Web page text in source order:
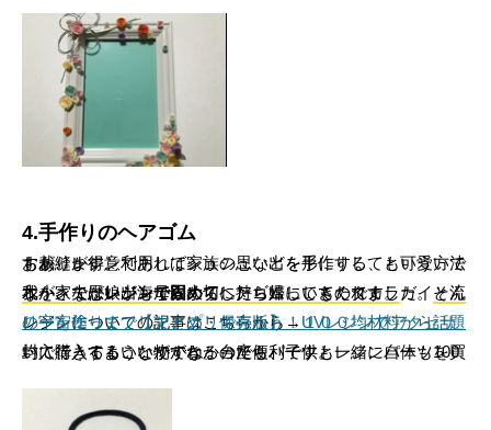
4.手作りのヘアゴム
お裁縫が得意であればシュシュなどを手作りしても可愛いですが、レジン利用して家族の思い出を形にする、という方法もあります。
我が家では娘が海から大切に持ち帰ってきたタカラガイと流木を、夫がレジンで固めてヘアゴムにしてくれました。
そんな小さな思い出も母親からしたら嬉しいものです。
レジンについての記事はこちらから→
UVレジンでアクセサリーを作ってフリマアプリで売ろう！１００均材料から話題の宇宙塗りまで【まとめ・保存版】
封入できるような物がなかったら、子供と一緒にパーツを買いに行ってもいいですね。台座もパーツもレジン自体も100均で購入することができるので便利です。